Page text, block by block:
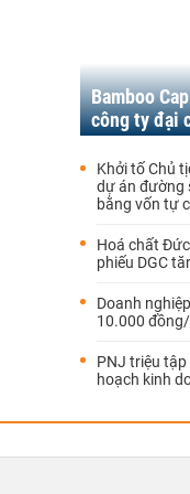
Bamboo
công ty đại
Khởi tố Chủ
dự án đường
bằng vốn tự
Hoá chất
phiếu DGC
Doanh
10.000
PNJ triệu
hoạch kinh